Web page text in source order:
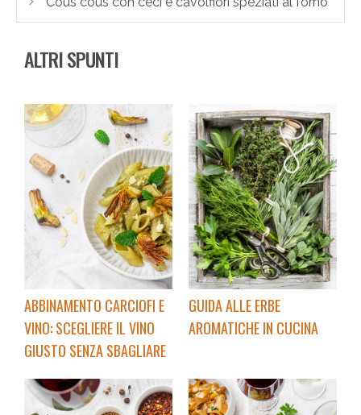
ALTRI SPUNTI
ABBINAMENTO CARCIOFI E
VINO: SCEGLIERE IL VINO
GIUSTO SENZA SBAGLIARE
GUIDA ALLE ERBE
AROMATICHE IN CUCINA